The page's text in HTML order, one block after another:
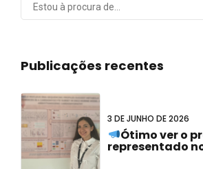
Publicações recentes
3 DE JUNHO DE 2026
Ótimo ver o
representado